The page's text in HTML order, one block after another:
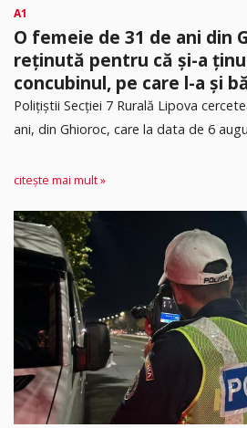
A1
O femeie de 31 de ani din
reținută pentru că și-a
concubinul, pe care l-a și
​Polițiștii Secției 7 Rurală Lipova
ani, din Ghioroc, care la data de 6
citește mai mult »